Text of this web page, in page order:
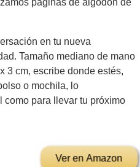
páginas de algodón de
en tu nueva
Tamaño mediano de mano
3 cm, escribe donde estés,
o mochila, lo
como para llevar tu próximo
Ver en Amazon